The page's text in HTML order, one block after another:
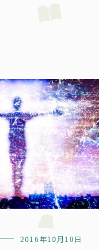
2016年10月10日